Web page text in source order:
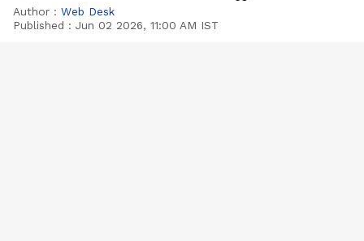
Author : Web Desk
Published : Jun 02 2026, 11:00 AM IST